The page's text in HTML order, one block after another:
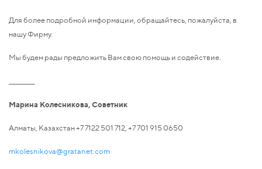
Для более подробной информации, обращайтесь, пожалуйста, в
нашу Фирму.
Мы будем рады предложить Вам свою помощь и содействие.
Марина Колесникова, Советник
Алматы, Казахстан +7 7122 501 712, +7 701 915 0650
mkolesnikova@gratanet.com